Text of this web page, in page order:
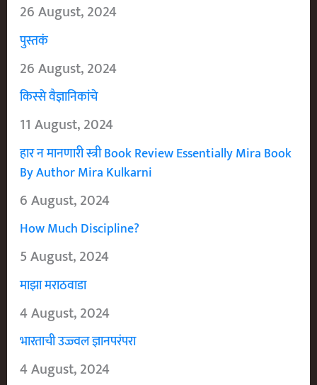
26 August, 2024
पुस्तकं
26 August, 2024
किस्से वैज्ञानिकांचे
11 August, 2024
हार न मानणारी स्त्री Book Review Essentially Mira Book
By Author Mira Kulkarni
6 August, 2024
How Much Discipline?
5 August, 2024
माझा मराठवाडा
4 August, 2024
भारताची उज्ज्वल ज्ञानपरंपरा
4 August, 2024